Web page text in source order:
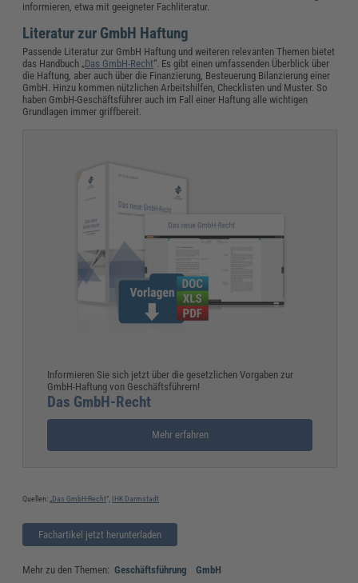
informieren, etwa mit geeigneter Fachliteratur.
Literatur zur GmbH Haftung
Passende Literatur zur GmbH Haftung und weiteren relevanten Themen bietet
das Handbuch „Das GmbH-Recht“. Es gibt einen umfassenden Überblick über
die Haftung, aber auch über die Finanzierung, Besteuerung Bilanzierung einer
GmbH. Hinzu kommen nützlichen Arbeitshilfen, Checklisten und Muster. So
haben GmbH-Geschäftsführer auch im Fall einer Haftung alle wichtigen
Grundlagen immer griffbereit.
Informieren Sie sich jetzt über die gesetzlichen Vorgaben zur
GmbH-Haftung von Geschäftsführern!
Das GmbH-Recht
Mehr erfahren
Quellen: „Das GmbH-Recht“, IHK Darmstadt
Fachartikel jetzt herunterladen
Mehr zu den Themen: Geschäftsführung GmbH